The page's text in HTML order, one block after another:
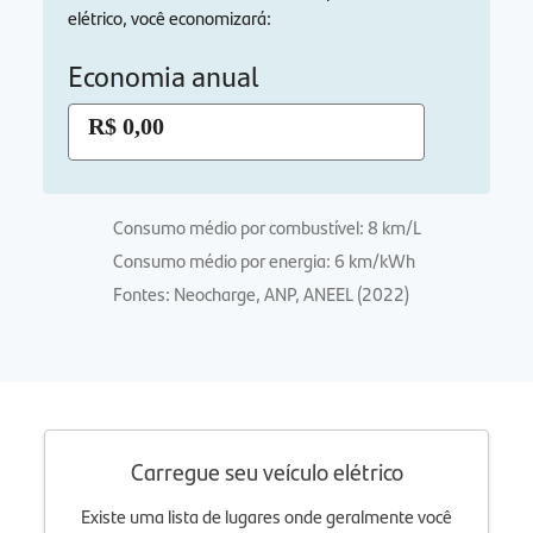
elétrico, você economizará:
Economia anual
R$ 0,00
Consumo médio por combustível: 8 km/L
Consumo médio por energia: 6 km/kWh
Fontes: Neocharge, ANP, ANEEL (2022)
Carregue seu veículo elétrico
Existe uma lista de lugares onde geralmente você